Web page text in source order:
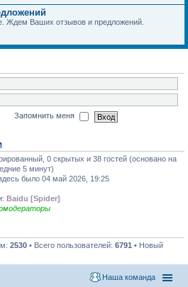
Ждем Ваших отзывов и предложений.
Запомнить меня
0 скрытых и 38 гостей (основано на
5 минут)
было 04 май 2026, 19:25
Baidu [Spider]
2530 • Всего пользователей: 6791 • Новый
Наша команда